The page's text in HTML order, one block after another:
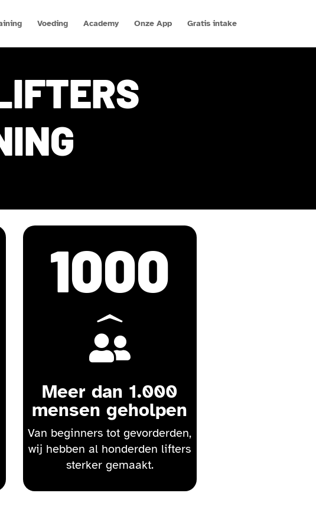
Voeding Academy Onze App Gratis intake
1000

Meer dan 1.000
mensen geholpen
Van beginners tot gevorderden,
wij hebben al honderden lifters
sterker gemaakt.